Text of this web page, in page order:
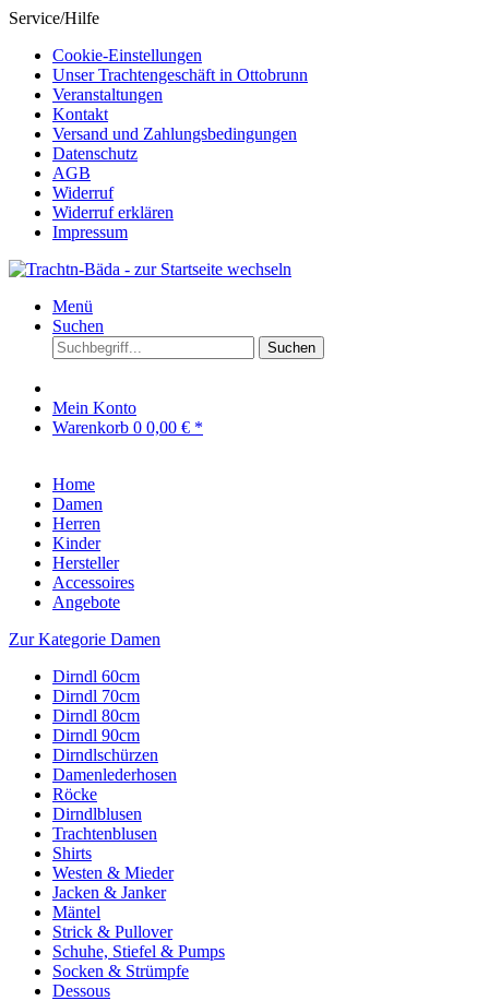
Service/Hilfe
Cookie-Einstellungen
Unser Trachtengeschäft in Ottobrunn
Veranstaltungen
Kontakt
Versand und Zahlungsbedingungen
Datenschutz
AGB
Widerruf
Widerruf erklären
Impressum
Menü
Suchen
Suchen
Mein Konto
Warenkorb 0 0,00 € *
Home
Damen
Herren
Kinder
Hersteller
Accessoires
Angebote
Zur Kategorie Damen
Dirndl 60cm
Dirndl 70cm
Dirndl 80cm
Dirndl 90cm
Dirndlschürzen
Damenlederhosen
Röcke
Dirndlblusen
Trachtenblusen
Shirts
Westen & Mieder
Jacken & Janker
Mäntel
Strick & Pullover
Schuhe, Stiefel & Pumps
Socken & Strümpfe
Dessous